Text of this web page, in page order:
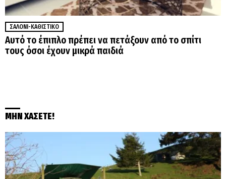
ΣΑΛΌΝΙ-ΚΑΘΙΣΤΙΚΌ
Αυτό το έπιπλο πρέπει να πετάξουν από το σπίτι
τους όσοι έχουν μικρά παιδιά
ΜΗΝ ΧΑΣΕΤΕ!